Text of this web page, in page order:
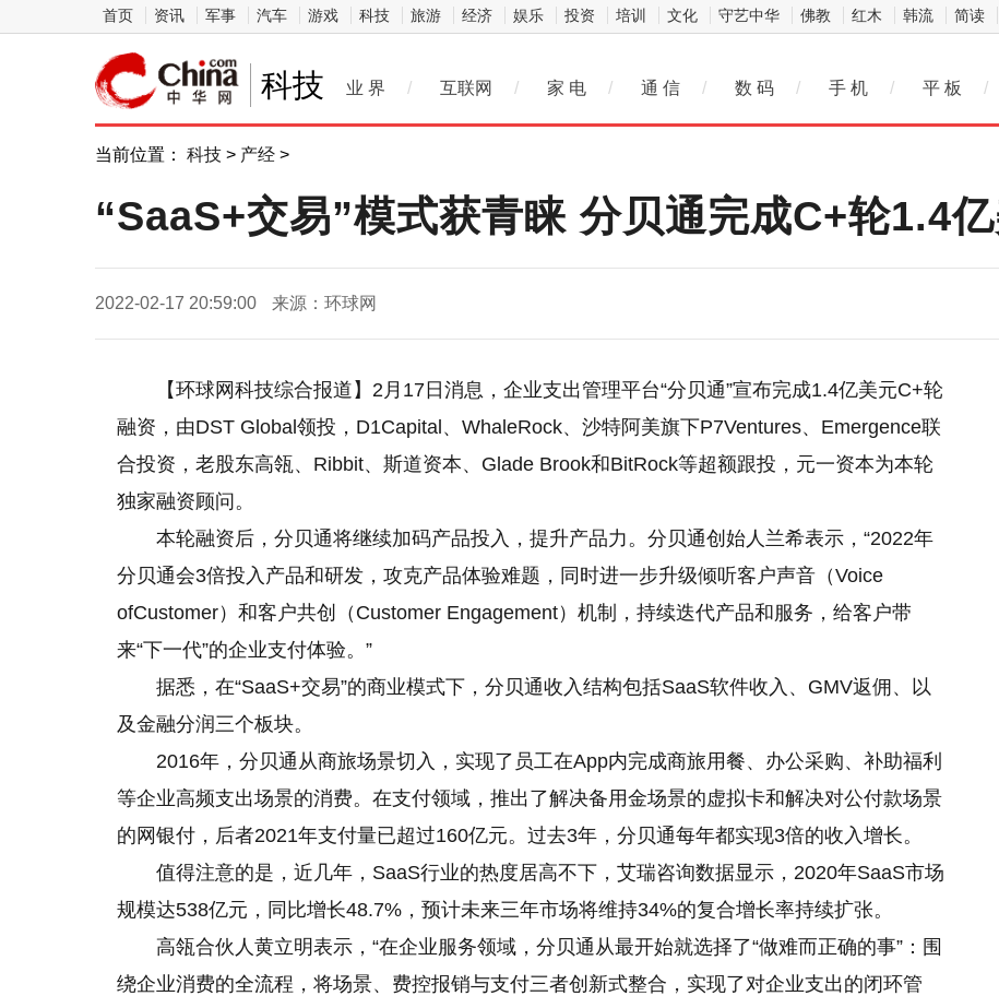
首页 资讯 军事 汽车 游戏 科技 旅游 经济 娱乐 投资 培训 文化 守艺中华 佛教 红木 韩流 简读
科技 业 界 / 互联网 / 家 电 / 通 信 / 数 码 / 手 机 / 平 板 /
当前位置： 科技 > 产经 >
“SaaS+交易”模式获青睐 分贝通完成C+轮1.4
2022-02-17 20:59:00 来源：环球网
【环球网科技综合报道】2月17日消息，企业支出管理平台“分贝通”宣布完成1.4亿美元C+轮
融资，由DST Global领投，D1Capital、WhaleRock、沙特阿美旗下P7Ventures、Emergence联
合投资，老股东高瓴、Ribbit、斯道资本、Glade Brook和BitRock等超额跟投，元一资本为本轮
独家融资顾问。
本轮融资后，分贝通将继续加码产品投入，提升产品力。分贝通创始人兰希表示，“2022年
分贝通会3倍投入产品和研发，攻克产品体验难题，同时进一步升级倾听客户声音（Voice
ofCustomer）和客户共创（Customer Engagement）机制，持续迭代产品和服务，给客户带
来“下一代”的企业支付体验。”
据悉，在“SaaS+交易”的商业模式下，分贝通收入结构包括SaaS软件收入、GMV返佣、以
及金融分润三个板块。
2016年，分贝通从商旅场景切入，实现了员工在App内完成商旅用餐、办公采购、补助福利
等企业高频支出场景的消费。在支付领域，推出了解决备用金场景的虚拟卡和解决对公付款场景
的网银付，后者2021年支付量已超过160亿元。过去3年，分贝通每年都实现3倍的收入增长。
值得注意的是，近几年，SaaS行业的热度居高不下，艾瑞咨询数据显示，2020年SaaS市场
规模达538亿元，同比增长48.7%，预计未来三年市场将维持34%的复合增长率持续扩张。
高瓴合伙人黄立明表示，“在企业服务领域，分贝通从最开始就选择了“做难而正确的事”：围
绕企业消费的全流程，将场景、费控报销与支付三者创新式整合，实现了对企业支出的闭环管